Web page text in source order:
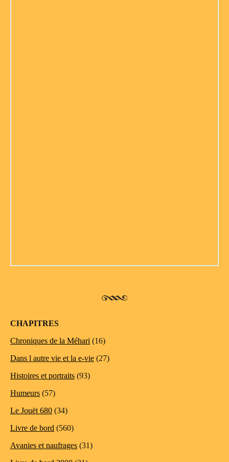
CHAPITRES
Chroniques de la Méhari (16)
Dans l autre vie et la e-vie (27)
Histoires et portraits (93)
Humeurs (57)
Le Jouët 680 (34)
Livre de bord (560)
Avanies et naufrages (31)